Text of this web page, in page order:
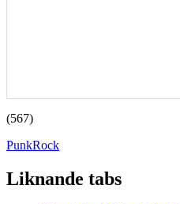
(567)
PunkRock
Liknande tabs